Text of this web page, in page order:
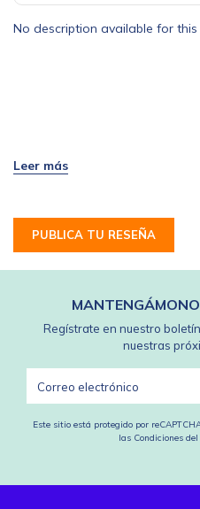
No description available for
PUBLICA TU RESEÑA
Regístrate en nuestro
nuestras
Este sitio está protegido por
las Condiciones del